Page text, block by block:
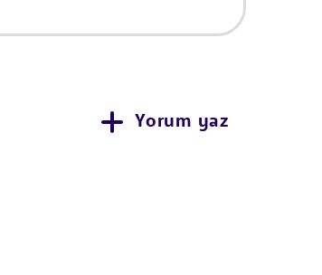
Yorum yaz